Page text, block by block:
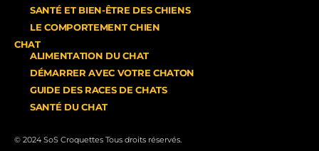
SANTÉ ET BIEN-ÊTRE DES CHIENS
LE COMPORTEMENT CHIEN
CHAT
ALIMENTATION DU CHAT
DÉMARRER AVEC VOTRE CHATON
GUIDE DES RACES DE CHATS
SANTÉ DU CHAT
© 2024 SoS Croquettes Tous droits réservés.